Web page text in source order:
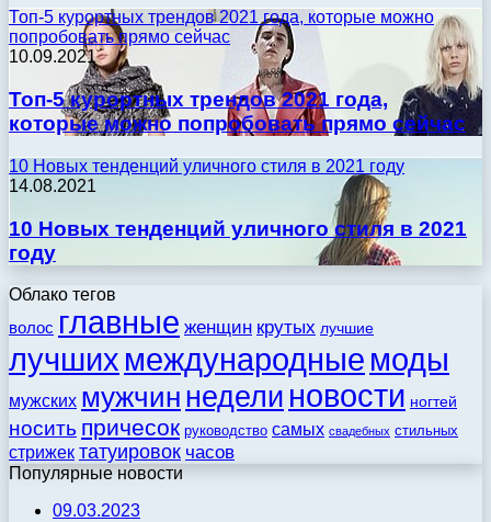
Топ-5 курортных трендов 2021 года, которые можно
попробовать прямо сейчас
10.09.2021
Топ-5 курортных трендов 2021 года,
которые можно попробовать прямо сейчас
10 Новых тенденций уличного стиля в 2021 году
14.08.2021
10 Новых тенденций уличного стиля в 2021
году
Облако тегов
волос главные женщин крутых лучшие
лучших международные моды
мужских мужчин недели новости ногтей
носить причесок руководство самых свадебных стильных
стрижек татуировок часов
Популярные новости
09.03.2023